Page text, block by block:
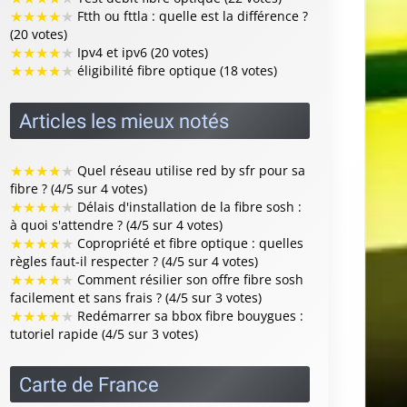
★★★★★ Ftth ou fttla : quelle est la différence ?
(20 votes)
★★★★★ Ipv4 et ipv6 (20 votes)
★★★★★ éligibilité fibre optique (18 votes)
Articles les mieux notés
★★★★★ Quel réseau utilise red by sfr pour sa
fibre ? (4/5 sur 4 votes)
★★★★★ Délais d'installation de la fibre sosh :
à quoi s'attendre ? (4/5 sur 4 votes)
★★★★★ Copropriété et fibre optique : quelles
règles faut-il respecter ? (4/5 sur 4 votes)
★★★★★ Comment résilier son offre fibre sosh
facilement et sans frais ? (4/5 sur 3 votes)
★★★★★ Redémarrer sa bbox fibre bouygues :
tutoriel rapide (4/5 sur 3 votes)
Carte de France